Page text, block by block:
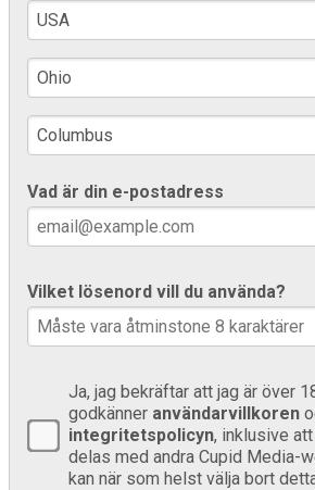
Vad är din e-postadress
Vilket lösenord vill du använda?
Ja, jag bekräftar att jag är över
godkänner användarvillkoren
integritetspolicyn, inklusive
delas med andra Cupid Media-
kan när som helst välja bort